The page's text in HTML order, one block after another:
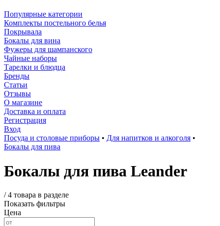
Популярные категории
Комплекты постельного белья
Покрывала
Бокалы для вина
Фужеры для шампанского
Чайные наборы
Тарелки и блюдца
Бренды
Статьи
Отзывы
О магазине
Доставка и оплата
Регистрация
Вход
Посуда и столовые приборы • Для напитков и алкоголя •
Бокалы для пива
Бокалы для пива Leander
/4 товара в разделе
Показать фильтры
Цена